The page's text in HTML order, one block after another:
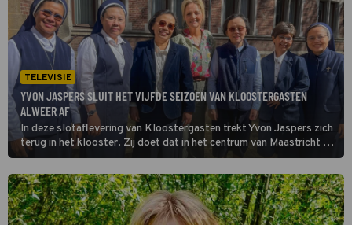
TELEVISIE
YVON JASPERS SLUIT HET VIJFDE SEIZOEN VAN KLOOSTERGASTEN
ALWEER AF
In deze slotaflevering van Kloostergasten trekt Yvon Jaspers zich
terug in het klooster. Zij doet dat in het centrum van Maastricht bij
de Zusters onder de Bogen. Yvon wil graag weten hoe het is om te
leven in een gemeenschap.